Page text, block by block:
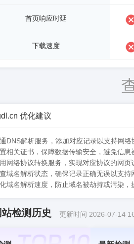
首页响应时延
下载速度
优化建议
DNS解析服务，添加对应记录以支持网络
相关证书，保障数据传输安全，避免信息
网络协议转换服务，实现对应协议的网页
域名解析状态，确保记录正确无误以支持
域名解析速度，防止域名被劫持或污染，
检测历史 更新时间 2026-07-14